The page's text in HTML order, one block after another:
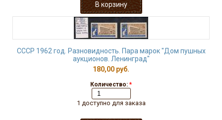
СССР 1962 год. Разновидность. Пара марок "Дом пушных
аукционов. Ленинград"
180,00 руб.
Количество: *
1 доступно для заказа